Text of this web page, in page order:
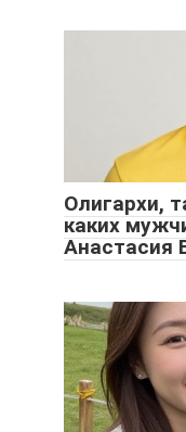
Олигархи,
каких
Анастасия